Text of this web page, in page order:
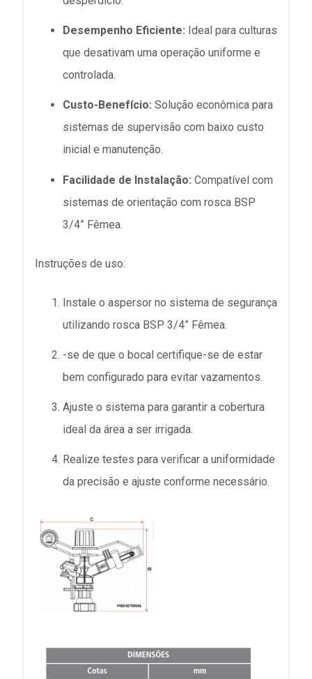
Desempenho Eficiente: Ideal para culturas
que desativam uma operação uniforme e
controlada.
Custo-Benefício: Solução econômica para
sistemas de supervisão com baixo custo
inicial e manutenção.
Facilidade de Instalação: Compatível com
sistemas de orientação com rosca BSP
3/4” Fêmea.
Instruções de uso:
Instale o aspersor no sistema de segurança
utilizando rosca BSP 3/4” Fêmea.
-se de que o bocal certifique-se de estar
bem configurado para evitar vazamentos.
Ajuste o sistema para garantir a cobertura
ideal da área a ser irrigada.
Realize testes para verificar a uniformidade
da precisão e ajuste conforme necessário.